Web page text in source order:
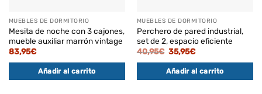
MUEBLES DE DORMITORIO
Mesita de noche con 3 cajones,
mueble auxiliar marrón vintage
83,95€
Añadir al carrito
MUEBLES DE DORMITORIO
Perchero de pared industrial,
set de 2, espacio eficiente
40,95€ El
original
era:
40,95€.
35,95€El
actual
es:
35,95€.
Añadir al carrito